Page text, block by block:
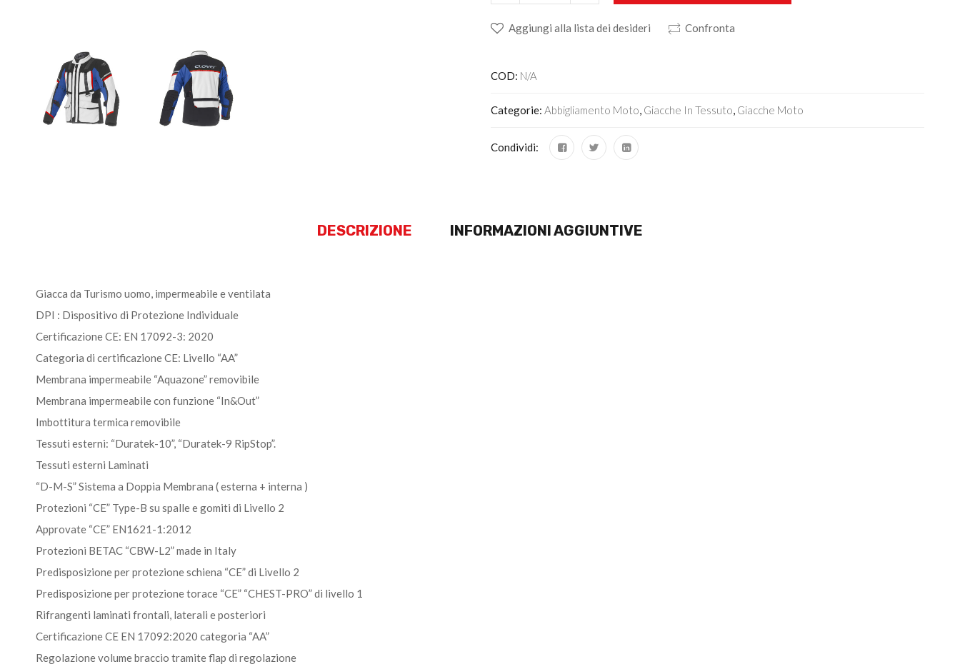
Aggiungi alla lista dei desideri Confronta
COD: N/A
Categorie: Abbigliamento Moto, Giacche In Tessuto, Giacche Moto
Condividi:
DESCRIZIONE INFORMAZIONI AGGIUNTIVE
Giacca da Turismo uomo, impermeabile e ventilata
DPI : Dispositivo di Protezione Individuale
Certificazione CE: EN 17092-3: 2020
Categoria di certificazione CE: Livello “AA”
Membrana impermeabile “Aquazone” removibile
Membrana impermeabile con funzione “In&Out”
Imbottitura termica removibile
Tessuti esterni: “Duratek-10”, “Duratek-9 RipStop”.
Tessuti esterni Laminati
“D-M-S” Sistema a Doppia Membrana ( esterna + interna )
Protezioni “CE” Type-B su spalle e gomiti di Livello 2
Approvate “CE” EN1621-1:2012
Protezioni BETAC “CBW-L2” made in Italy
Predisposizione per protezione schiena “CE” di Livello 2
Predisposizione per protezione torace “CE” “CHEST-PRO” di livello 1
Rifrangenti laminati frontali, laterali e posteriori
Certificazione CE EN 17092:2020 categoria “AA”
Regolazione volume braccio tramite flap di regolazione